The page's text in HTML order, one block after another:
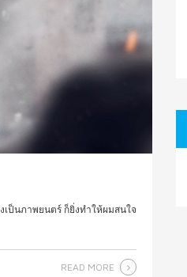
เป็นภาพยนตร์ ก็ยิ่งทำให้ผมสนใจ
READ MORE